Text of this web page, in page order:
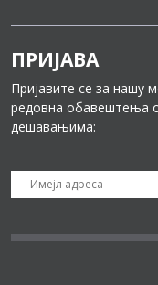
ПРИЈАВА
Пријавите се за нашу
редовна обавештења
дешавањима: